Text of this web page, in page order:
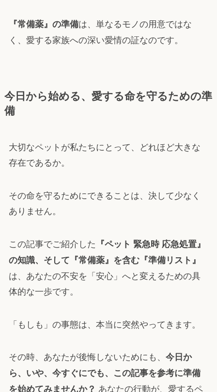
『常備薬』の準備は、単なるモノの用意ではな
く、愛する家族への深い愛情の証なのです。
今日から始める、愛する命を守るための準
備
大切なペットが私たちにとって、どれほど大きな
存在であるか。
その命を守るためにできることは、決して少なく
ありません。
この記事でご紹介した 『ペット 緊急時 応急処置』
の知識、そして『常備薬』を含む『準備リスト』
は、あなたの不安を「安心」へと変えるための具
体的な一歩です。
「もしも」の事態は、本当に突然やってきます。
その時、あなたが後悔しないためにも、 今日か
ら、いや、今すぐにでも、この記事を参考に準備
を始めてみませんか？ あなたの行動が、愛するペ